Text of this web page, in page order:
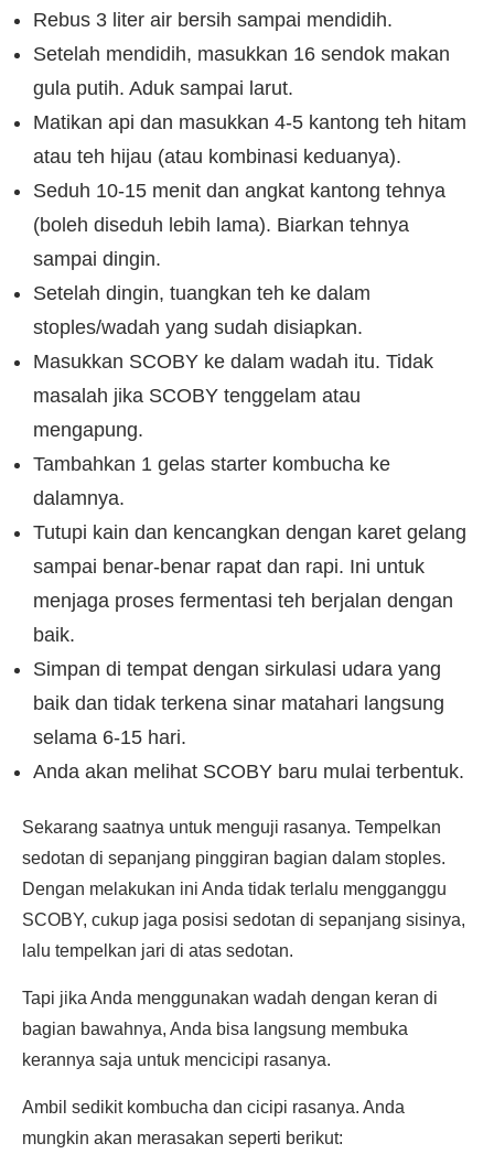
Rebus 3 liter air bersih sampai mendidih.
Setelah mendidih, masukkan 16 sendok makan
gula putih. Aduk sampai larut.
Matikan api dan masukkan 4-5 kantong teh hitam
atau teh hijau (atau kombinasi keduanya).
Seduh 10-15 menit dan angkat kantong tehnya
(boleh diseduh lebih lama). Biarkan tehnya
sampai dingin.
Setelah dingin, tuangkan teh ke dalam
stoples/wadah yang sudah disiapkan.
Masukkan SCOBY ke dalam wadah itu. Tidak
masalah jika SCOBY tenggelam atau
mengapung.
Tambahkan 1 gelas starter kombucha ke
dalamnya.
Tutupi kain dan kencangkan dengan karet gelang
sampai benar-benar rapat dan rapi. Ini untuk
menjaga proses fermentasi teh berjalan dengan
baik.
Simpan di tempat dengan sirkulasi udara yang
baik dan tidak terkena sinar matahari langsung
selama 6-15 hari.
Anda akan melihat SCOBY baru mulai terbentuk.
Sekarang saatnya untuk menguji rasanya. Tempelkan
sedotan di sepanjang pinggiran bagian dalam stoples.
Dengan melakukan ini Anda tidak terlalu mengganggu
SCOBY, cukup jaga posisi sedotan di sepanjang sisinya,
lalu tempelkan jari di atas sedotan.
Tapi jika Anda menggunakan wadah dengan keran di
bagian bawahnya, Anda bisa langsung membuka
kerannya saja untuk mencicipi rasanya.
Ambil sedikit kombucha dan cicipi rasanya. Anda
mungkin akan merasakan seperti berikut: